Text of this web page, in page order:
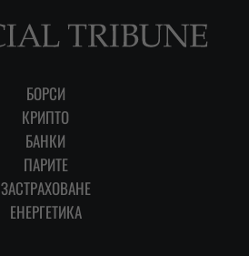
БОРСИ
КРИПТО
БАНКИ
ПАРИТЕ
ЗАСТРАХОВАНЕ
ЕНЕРГЕТИКА